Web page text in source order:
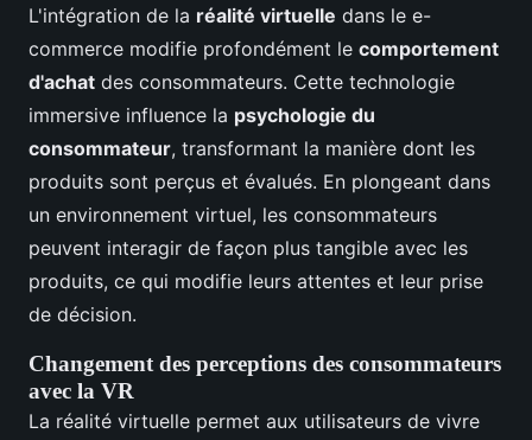
L'intégration de la réalité virtuelle dans le e-
commerce modifie profondément le comportement
d'achat des consommateurs. Cette technologie
immersive influence la psychologie du
consommateur, transformant la manière dont les
produits sont perçus et évalués. En plongeant dans
un environnement virtuel, les consommateurs
peuvent interagir de façon plus tangible avec les
produits, ce qui modifie leurs attentes et leur prise
de décision.
Changement des perceptions des consommateurs
avec la VR
La réalité virtuelle permet aux utilisateurs de vivre